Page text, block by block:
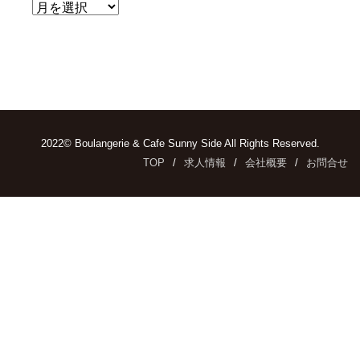
2022© Boulangerie & Cafe Sunny Side All Rights Reserved.
TOP
求人情報 会社概要 お問合せ